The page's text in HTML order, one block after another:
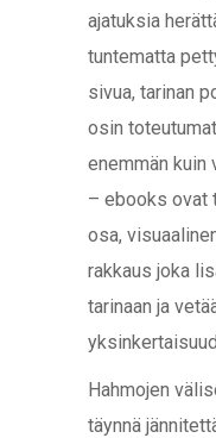
ajatuksia
tuntematta
sivua, tarinan
osin
enemmän
– ebooks ovat
osa,
rakkaus joka
tarinaan ja
Hahmojen
täynnä